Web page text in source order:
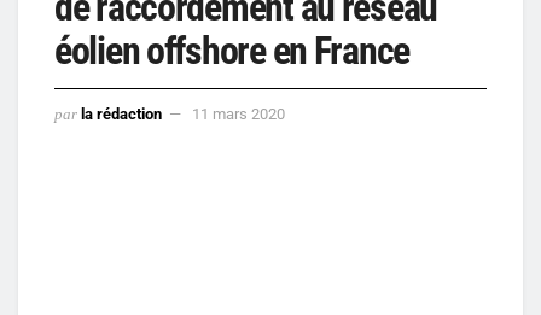
éolien offshore en France
par la rédaction 11 mars 2020